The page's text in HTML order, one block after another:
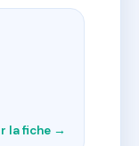
la fiche →